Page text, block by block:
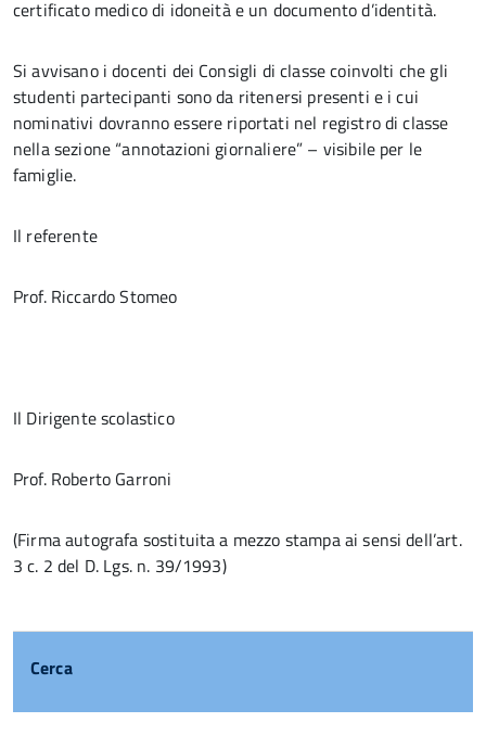
certificato medico di idoneità e un documento d’identità.
Si avvisano i docenti dei Consigli di classe coinvolti che gli
studenti partecipanti sono da ritenersi presenti e i cui
nominativi dovranno essere riportati nel registro di classe
nella sezione “annotazioni giornaliere” – visibile per le
famiglie.
Il referente
Prof. Riccardo Stomeo
Il Dirigente scolastico
Prof. Roberto Garroni
(Firma autografa sostituita a mezzo stampa ai sensi dell’art.
3 c. 2 del D. Lgs. n. 39/1993)
Cerca